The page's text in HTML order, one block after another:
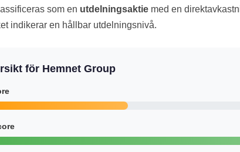
som en utdelningsaktie med en
indikerar en hållbar utdelningsnivå.
för Hemnet Group